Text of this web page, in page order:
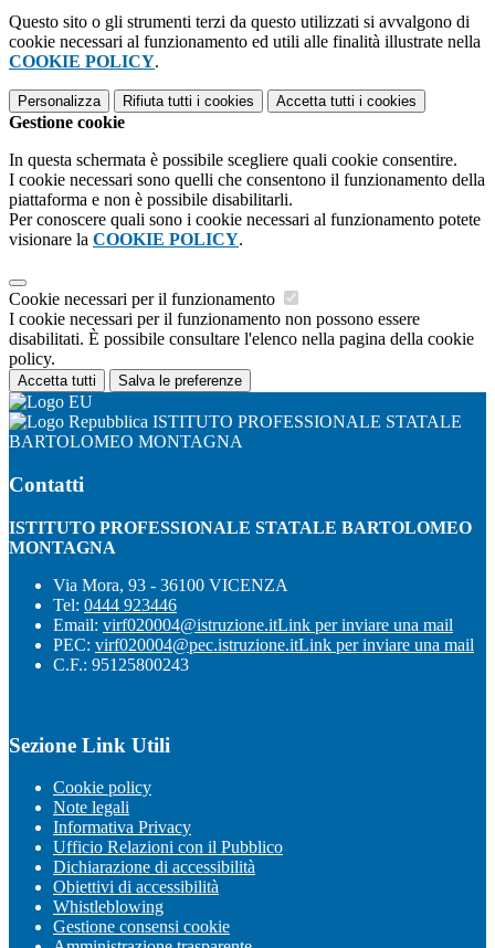
Questo sito o gli strumenti terzi da questo utilizzati si avvalgono di
cookie necessari al funzionamento ed utili alle finalità illustrate nella
COOKIE POLICY.
Personalizza Rifiuta tutti i cookies Accetta tutti i cookies
Gestione cookie
In questa schermata è possibile scegliere quali cookie consentire.
I cookie necessari sono quelli che consentono il funzionamento della
piattaforma e non è possibile disabilitarli.
Per conoscere quali sono i cookie necessari al funzionamento potete
visionare la COOKIE POLICY.
Cookie necessari per il funzionamento
I cookie necessari per il funzionamento non possono essere
disabilitati. È possibile consultare l'elenco nella pagina della cookie
policy.
Accetta tutti Salva le preferenze
ISTITUTO PROFESSIONALE STATALE
BARTOLOMEO MONTAGNA
Contatti
ISTITUTO PROFESSIONALE STATALE BARTOLOMEO
MONTAGNA
Via Mora, 93 - 36100 VICENZA
Tel: 0444 923446
Email: virf020004@istruzione.itLink per inviare una mail
PEC: virf020004@pec.istruzione.itLink per inviare una mail
C.F.: 95125800243
Sezione Link Utili
Cookie policy
Note legali
Informativa Privacy
Ufficio Relazioni con il Pubblico
Dichiarazione di accessibilità
Obiettivi di accessibilità
Whistleblowing
Gestione consensi cookie